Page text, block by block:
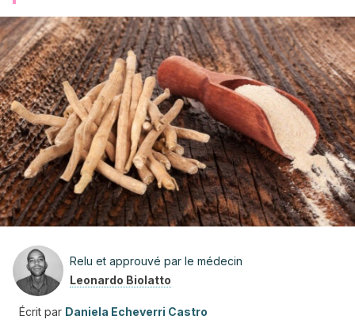
Relu et approuvé par le médecin
Leonardo Biolatto
Écrit par Daniela Echeverri Castro